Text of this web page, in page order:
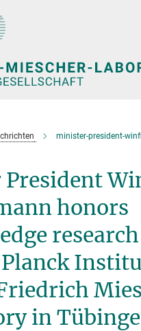
minister-president-winfried-kretschmann-honors-cutting-edge-research-at-the-max-planck-
honors
in